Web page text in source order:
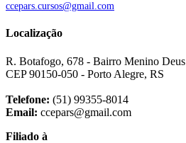
ccepars.cursos@gmail.com
Localização
R. Botafogo, 678 - Bairro Menino Deus
CEP 90150-050 - Porto Alegre, RS
Telefone: (51) 99355-8014
Email: ccepars@gmail.com
Filiado à